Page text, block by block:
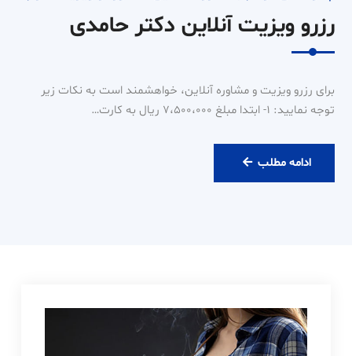
رزرو ویزیت آنلاین دکتر حامدی
برای رزرو ویزیت و مشاوره آنلاین، خواهشمند است به نکات زیر
توجه نمایید: ۱- ابتدا مبلغ ۷،۵۰۰،۰۰۰ ریال به کارت…
ادامه مطلبرزرو
ویزیت